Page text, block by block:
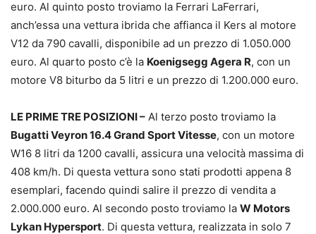
euro. Al quinto posto troviamo la Ferrari LaFerrari,
anch’essa una vettura ibrida che affianca il Kers al motore
V12 da 790 cavalli, disponibile ad un prezzo di 1.050.000
euro. Al quarto posto c’è la Koenigsegg Agera R, con un
motore V8 biturbo da 5 litri e un prezzo di 1.200.000 euro.
LE PRIME TRE POSIZIONI – Al terzo posto troviamo la
Bugatti Veyron 16.4 Grand Sport Vitesse, con un motore
W16 8 litri da 1200 cavalli, assicura una velocità massima di
408 km/h. Di questa vettura sono stati prodotti appena 8
esemplari, facendo quindi salire il prezzo di vendita a
2.000.000 euro. Al secondo posto troviamo la W Motors
Lykan Hypersport. Di questa vettura, realizzata in solo 7